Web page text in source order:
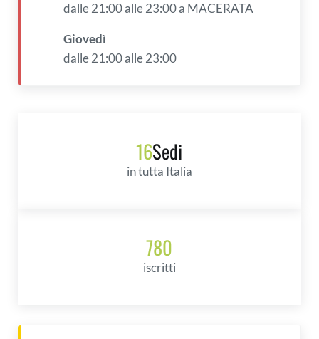
dalle 21:00 alle 23:00 a MACERATA
Giovedì
dalle 21:00 alle 23:00
16Sedi
in tutta Italia
780
iscritti